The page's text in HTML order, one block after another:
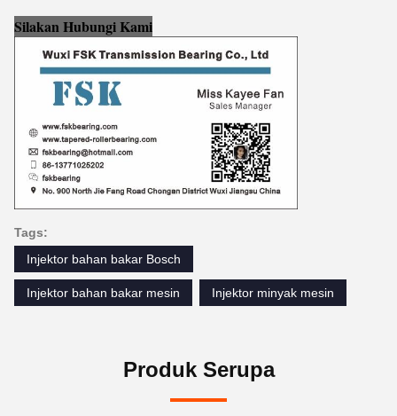
Silakan Hubungi Kami
Tags:
Injektor bahan bakar Bosch
Injektor bahan bakar mesin Injektor minyak mesin
Produk Serupa